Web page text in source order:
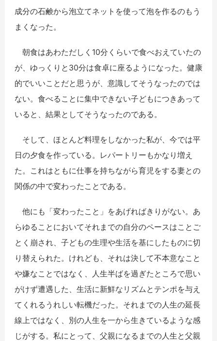
成分の石鹸から泡立てネットを使って泡を作るのもう
まくなった。
朝食はあわただしく10分くらいで食べおえていたの
が、ゆっくりと30分は食卓に座るようになった。健康
的でいいことだと思うが、意識してそうなったのでは
ない。食べることに集中できない子どもにつきあって
いると、結果としてそうなったのである。
そして、ほとんど料理をしなかった私が、今では平
日の夕食を作っている。レパートリーもかなり増え
た。これはともに仕事を持ちながら育児をする妻との
関係の中で変わったことである。
他にも「変わったこと」をあげればきりがない。あ
らゆることにおいてそれまでの自分のペースはことご
とく崩され、子どもの生理や生活を基にしたものに切
り替えられた。けれども、それは決して不本意なこと
や嫌なことではなく、人生半ばを過ぎたところで思い
がけず遭遇した、生活に新鮮なリズムとテンポを与え
てくれるうれしい転機だった。それまでの人生の延長
線上ではなく、別の人生を一から生きているような感
じがする。私にとって、父親になるまでの人生と父親